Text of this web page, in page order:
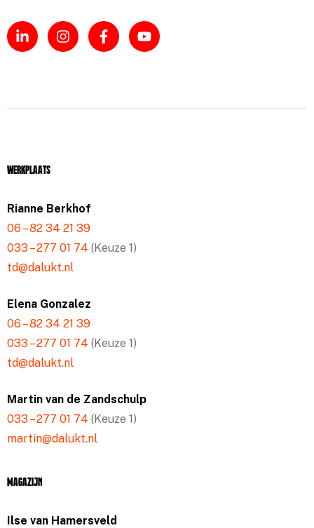
Werkplaats
Rianne Berkhof
06 – 82 34 21 39
033 – 277 01 74 (Keuze 1)
td@dalukt.nl
Elena Gonzalez
06 – 82 34 21 39
033 – 277 01 74 (Keuze 1)
td@dalukt.nl
Martin van de Zandschulp
033 – 277 01 74 (Keuze 1)
martin@dalukt.nl
Magazijn
Ilse van Hamersveld